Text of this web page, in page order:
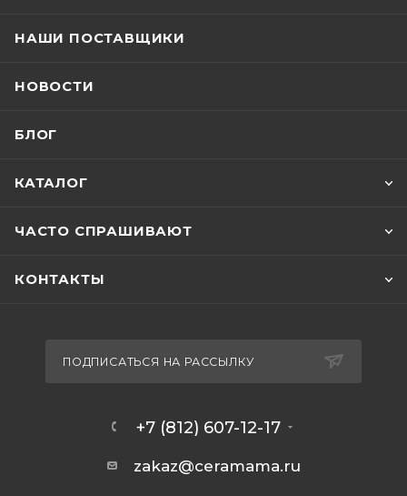
НАШИ ПОСТАВЩИКИ
НОВОСТИ
БЛОГ
КАТАЛОГ
ЧАСТО СПРАШИВАЮТ
КОНТАКТЫ
ПОДПИСАТЬСЯ НА РАССЫЛКУ
+7 (812) 607-12-17
zakaz@ceramama.ru